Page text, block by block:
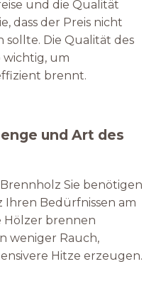
und die Qualität
dass der Preis nicht
sollte. Die Qualität des
wichtig, um
brennt.
und Art des
Sie benötigen
Bedürfnissen am
Hölzer brennen
weniger Rauch,
Hitze erzeugen.